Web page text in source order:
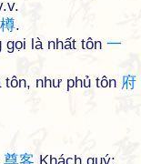
樽.
là nhất tôn 一
như phủ tôn 府